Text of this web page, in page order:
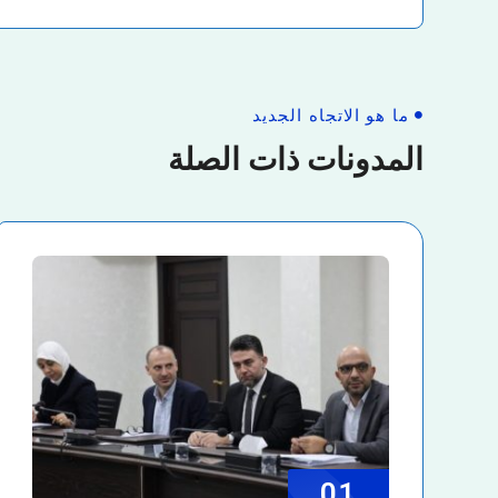
ما هو الاتجاه الجديد
المدونات ذات الصلة